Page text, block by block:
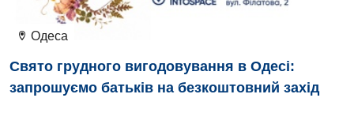
Відділення кардіосудинної патології та неврології
Гастроентерологія
Одеса
Свято грудного вигодовування в Одесі:
запрошуємо батьків на безкоштовний захід